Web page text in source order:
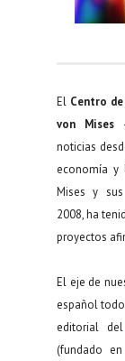
El Centro
von Mises
noticias
economía
Mises y
2008, ha
proyectos
El eje de
español
editorial del
(fundado